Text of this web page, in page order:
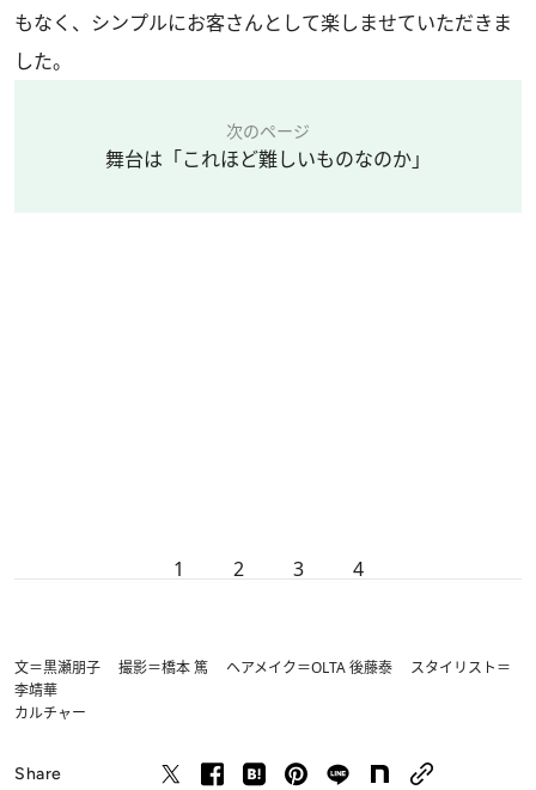
もなく、シンプルにお客さんとして楽しませていただきま
した。
次のページ
舞台は「これほど難しいものなのか」
1 2 3 4
文＝黒瀬朋子 撮影＝橋本 篤 ヘアメイク＝OLTA 後藤泰 スタイリスト＝
李靖華
カルチャー
Share